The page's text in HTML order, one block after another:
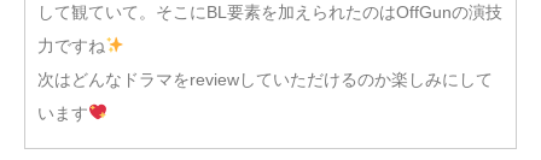
して観ていて。そこにBL要素を加えられたのはOffGunの演技
力ですね
次はどんなドラマをreviewしていただけるのか楽しみにして
います